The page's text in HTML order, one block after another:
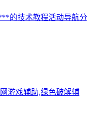
的技术教程活动导航分
游戏辅助,绿色破解辅